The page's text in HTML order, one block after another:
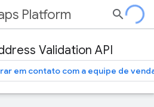
Platform
Validation API
em contato com a equipe de